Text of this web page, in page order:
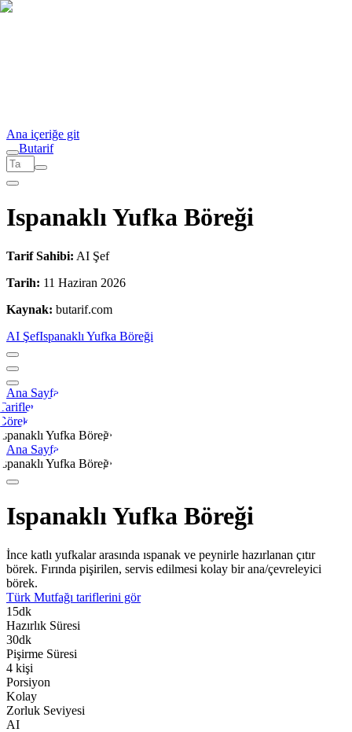
Ana içeriğe git
Butarif
Ispanaklı Yufka Böreği
Tarif Sahibi: AI Şef
Tarih: 11 Haziran 2026
Kaynak: butarif.com
AI ŞefIspanaklı Yufka Böreği
Ana Sayfa
Yufka Böreği
Ana Sayfa
Yufka Böreği
Ispanaklı Yufka Böreği
İnce katlı yufkalar arasında ıspanak ve peynirle hazırlanan çıtır
börek. Fırında pişirilen, servis edilmesi kolay bir ana/çevreleyici
börek.
Türk Mutfağı tariflerini gör
15dk
Hazırlık Süresi
30dk
Pişirme Süresi
4 kişi
Porsiyon
Kolay
Zorluk Seviyesi
AI